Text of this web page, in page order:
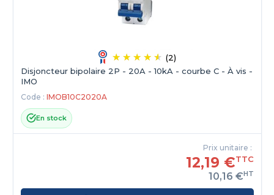
(2)
Disjoncteur bipolaire 2P - 20A - 10kA - courbe C - À vis -
IMO
Code : IMOB10C2020A
En stock
Prix unitaire :
12,19 €TTC
10,16 €HT